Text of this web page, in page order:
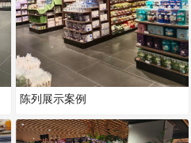
陈列展示案例